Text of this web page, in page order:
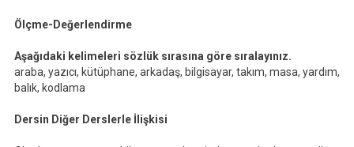
Ölçme-Değerlendirme
Aşağıdaki kelimeleri sözlük sırasına göre sıralayınız.
araba, yazıcı, kütüphane, arkadaş, bilgisayar, takım, masa, yardım,
balık, kodlama
Dersin Diğer Derslerle İlişkisi